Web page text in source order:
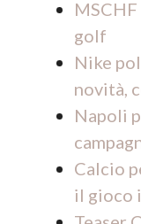
golf
Nike
novità,
Napoli
Calcio
il gioco